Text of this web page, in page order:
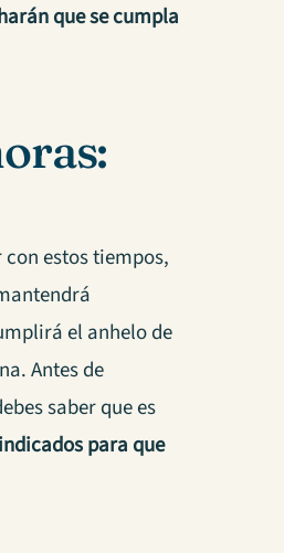
que se cumpla
estos tiempos,
el anhelo de
Antes de
saber que es
para que